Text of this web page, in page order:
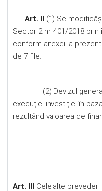
Art. II (1) Se
Sector 2 nr. 401/2018 prin
conform anexei la
de 7 file.
(2) Devizul general
execuției investiției în
rezultând valoarea de
Art. III Celelalte prevederi